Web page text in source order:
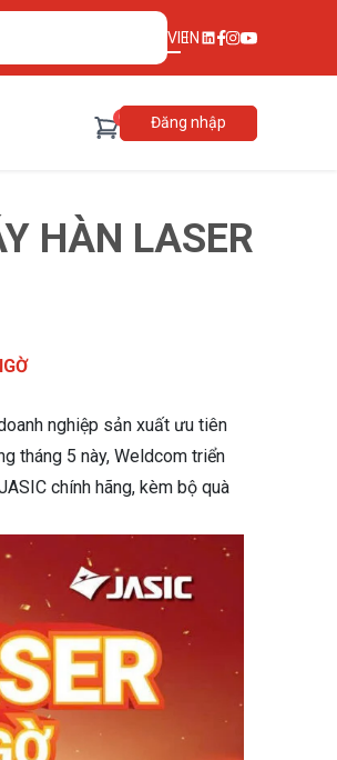
VIEN
0 Đăng nhập
HÀN LASER
nghiệp sản xuất ưu tiên
tháng 5 này, Weldcom triển
chính hãng, kèm bộ quà